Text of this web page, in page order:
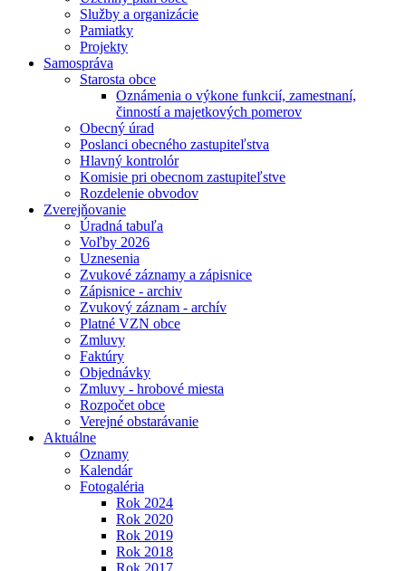
Služby a organizácie
Pamiatky
Projekty
Samospráva
Starosta obce
Oznámenia o výkone funkcií, zamestnaní,
činností a majetkových pomerov
Obecný úrad
Poslanci obecného zastupiteľstva
Hlavný kontrolór
Komisie pri obecnom zastupiteľstve
Rozdelenie obvodov
Zverejňovanie
Úradná tabuľa
Voľby 2026
Uznesenia
Zvukové záznamy a zápisnice
Zápisnice - archiv
Zvukový záznam - archív
Platné VZN obce
Zmluvy
Faktúry
Objednávky
Zmluvy - hrobové miesta
Rozpočet obce
Verejné obstarávanie
Aktuálne
Oznamy
Kalendár
Fotogaléria
Rok 2024
Rok 2020
Rok 2019
Rok 2018
Rok 2017